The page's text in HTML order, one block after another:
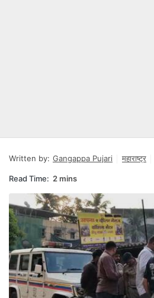
Written by: Gangappa Pujari महाराष्ट्र
Read Time: 2 mins